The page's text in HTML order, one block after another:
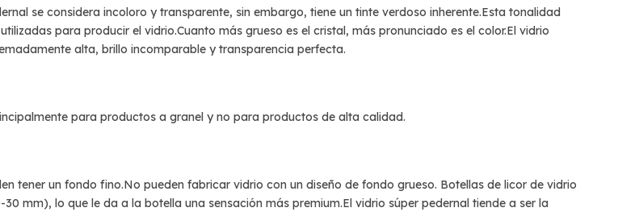
se considera incoloro y transparente, sin embargo, tiene un tinte verdoso inherente.Esta tonalidad
para producir el vidrio.Cuanto más grueso es el cristal, más pronunciado es el color.El vidrio
alta, brillo incomparable y transparencia perfecta.
para productos a granel y no para productos de alta calidad.
tener un fondo fino.No pueden fabricar vidrio con un diseño de fondo grueso. Botellas de licor de vidrio
mm), lo que le da a la botella una sensación más premium.El vidrio súper pedernal tiende a ser la